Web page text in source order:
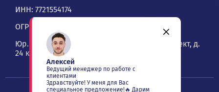
ИНН: 7721554174
ОГРН: 1067746534900
Юр. адрес: 109428, Москва, Рязанский проспект, д.
24 к. 2, офис 1101
Алексей
Ведущий менеджер по работе с
клиентами
Здравствуйте! У меня для Вас
специальное предложение!🔥 Дарим